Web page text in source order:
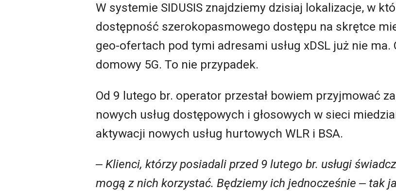
W systemie SIDUSIS znajdziemy dzisiaj lokalizacje, w
dostępność szerokopasmowego dostępu na skrętce
geo-ofertach pod tymi adresami usług xDSL już nie
domowy 5G. To nie przypadek.
Od 9 lutego br. operator przestał bowiem przyjmować
nowych usług dostępowych i głosowych w sieci
aktywacji nowych usług hurtowych WLR i BSA.
‒ Klienci, którzy posiadali przed 9 lutego br. usługi
mogą z nich korzystać. Będziemy ich jednocześnie ‒ tak